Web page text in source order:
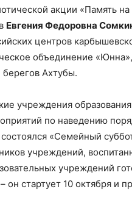
акции «Память
Евгения Федоровна
центров
объединение
Ахтубы.
учреждения
по наведению
«Семейный
учреждений,
учреждений
он стартует 10 октября и